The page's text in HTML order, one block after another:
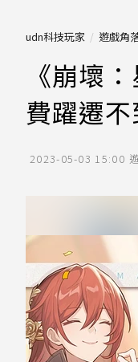
udn科技玩家 遊戲角
《崩壞
費躍遷
2023-05-03 15:00